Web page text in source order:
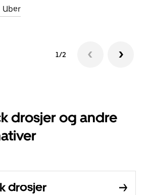
Uber
1/2
drosjer og andre
drosjer